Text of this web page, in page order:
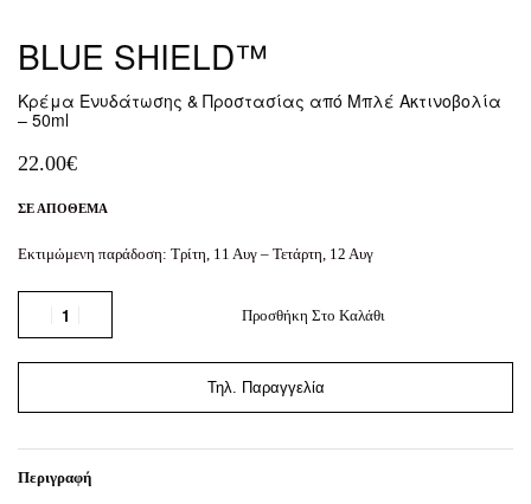
BLUE SHIELD™
Κρέμα Ενυδάτωσης & Προστασίας από Μπλέ Ακτινοβολία
– 50ml
22.00€
ΣΕ ΑΠΌΘΕΜΑ
Εκτιμώμενη παράδοση: Τρίτη, 11 Αυγ – Τετάρτη, 12 Αυγ
Προσθήκη Στο Καλάθι
Τηλ. Παραγγελία
Περιγραφή